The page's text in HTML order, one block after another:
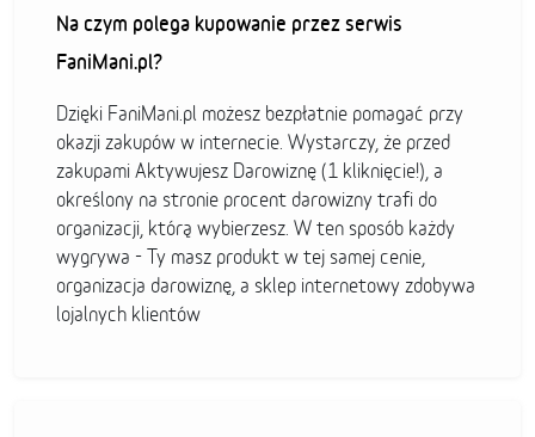
Na czym polega kupowanie przez serwis
FaniMani.pl?
Dzięki FaniMani.pl możesz bezpłatnie pomagać przy
okazji zakupów w internecie. Wystarczy, że przed
zakupami Aktywujesz Darowiznę (1 kliknięcie!), a
określony na stronie procent darowizny trafi do
organizacji, którą wybierzesz. W ten sposób każdy
wygrywa - Ty masz produkt w tej samej cenie,
organizacja darowiznę, a sklep internetowy zdobywa
lojalnych klientów